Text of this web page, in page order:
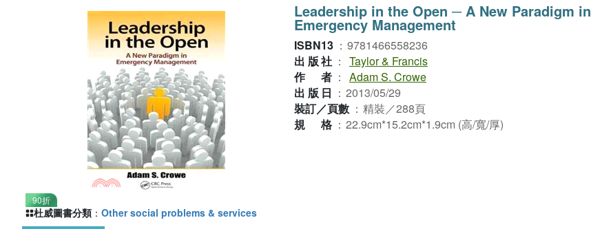
90折
Leadership in the Open ─ A New Paradigm in
Emergency Management
ISBN13 ： 9781466558236
出版社 ： Taylor & Francis
作者 ： Adam S. Crowe
出版日 ： 2013/05/29
裝訂／頁數 ： 精裝／288頁
規格 ： 22.9cm*15.2cm*1.9cm (高/寬/厚)
杜威圖書分類 ： Other social problems & services